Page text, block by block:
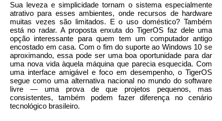
Sua leveza e simplicidade tornam o sistema especialmente
atrativo para esses ambientes, onde recursos de hardware
muitas vezes são limitados. E o uso doméstico? Também
está no radar. A proposta enxuta do TigerOS faz dele uma
opção interessante para quem tem um computador antigo
encostado em casa. Com o fim do suporte ao Windows 10 se
aproximando, essa pode ser uma boa oportunidade para dar
uma nova vida àquela máquina que parecia esquecida. Com
uma interface amigável e foco em desempenho, o TigerOS
segue como uma alternativa nacional no mundo do software
livre — uma prova de que projetos pequenos, mas
consistentes, também podem fazer diferença no cenário
tecnológico brasileiro.